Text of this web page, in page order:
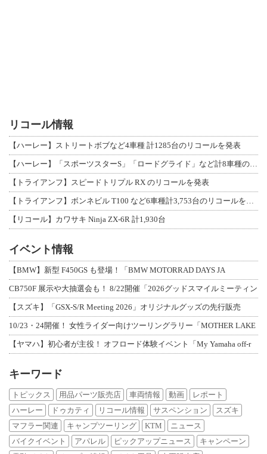
リコール情報
【ハーレー】ストリートボブなど4車種 計1285台のリコールを発表
【ハーレー】「スポーツスターS」「ロードグライド」など計8車種のリコールを発表
【トライアンフ】スピードトリプル RX のリコールを発表
【トライアンフ】ボンネビル T100 など6車種計3,753台のリコールを発表
【リコール】カワサキ Ninja ZX-6R 計1,930台
イベント情報
【BMW】新型 F450GS も登場！「BMW MOTORRAD DAYS JA
CB750F 展示や大抽選会も！ 8/22開催「2026グッドスマイルミーティン
【スズキ】「GSX-S/R Meeting 2026」オリジナルグッズの先行販売
10/23・24開催！ 女性ライダー向けツーリングラリー「MOTHER LAKE
【ヤマハ】初心者が主役！ オフロード体験イベント「My Yamaha off-r
キーワード
トピックス 用品パーツ販売店 車両情報 動画
レポート
ハーレー
ドゥカティ リコール情報 サスペンション
スズキ
マフラー関連
キャンプツーリング KTM
ニュース
バイクイベント
アパレル ピックアップニュース
キャンペーン